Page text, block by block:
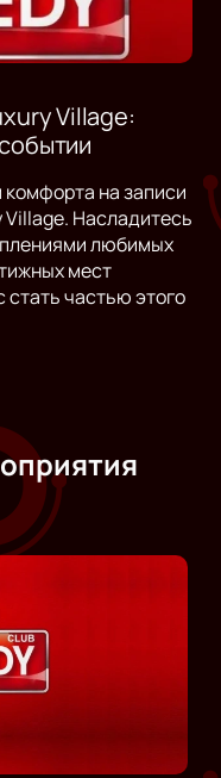
Village:
на записи
Насладитесь
любимых
мест
частью этого